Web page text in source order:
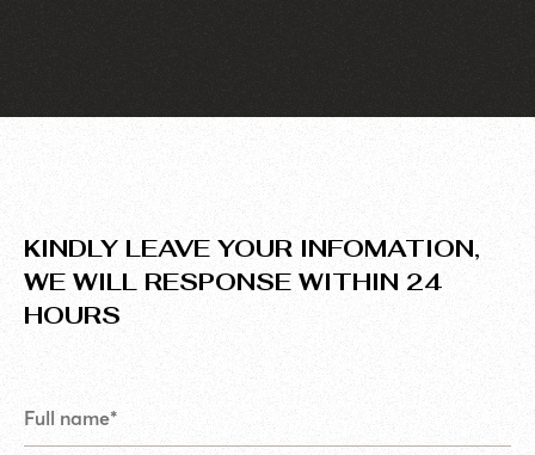
KINDLY LEAVE YOUR INFOMATION,
WE WILL RESPONSE WITHIN 24
HOURS